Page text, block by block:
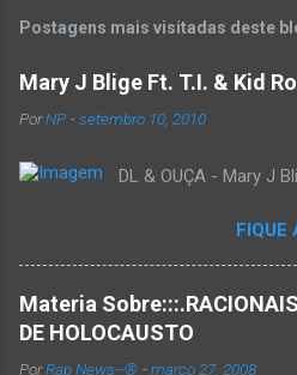
Postagens mais visitadas deste
Mary J Blige Ft. T.I. & Kid
PorNP -setembro 10, 2010
DL & OUÇA - Mary J
FIQUE
Materia
DE HOLOCAUSTO
PorRap News--® -março 27, 2008